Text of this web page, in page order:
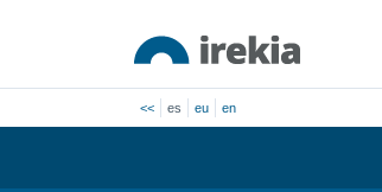
<< es eu en